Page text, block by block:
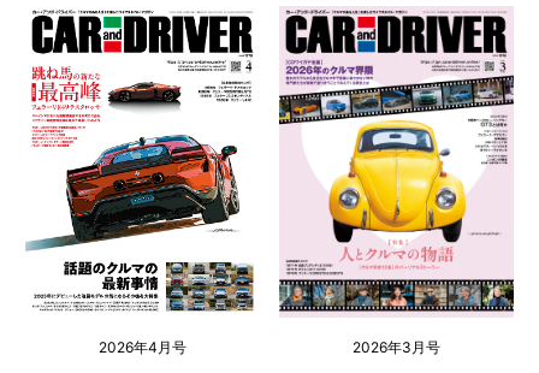
2026年4月号 2026年3月号